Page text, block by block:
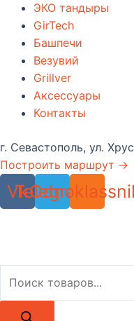
ЭКО тандыры
GirTech
Башпечи
Везувий
Grillver
Аксессуары
Контакты
г. Севастополь, ул.
Построить маршрут →
Vk
Telegram
товаров